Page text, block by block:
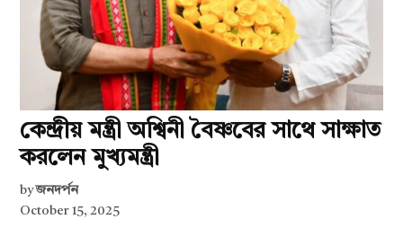
কেন্দ্রীয় মন্ত্রী অশ্বিনী বৈষ্ণবের সাথে সাক্ষাত
করলেন মুখ্যমন্ত্রী
by জনদর্পন
October 15, 2025